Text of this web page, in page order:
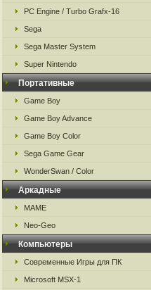
PC Engine / Turbo Grafx-16
Sega
Sega Master System
Super Nintendo
Портативные
Game Boy
Game Boy Advance
Game Boy Color
Sega Game Gear
WonderSwan / Color
Аркадные
MAME
Neo-Geo
Компьютеры
Современные Игры для ПК
Microsoft MSX-1